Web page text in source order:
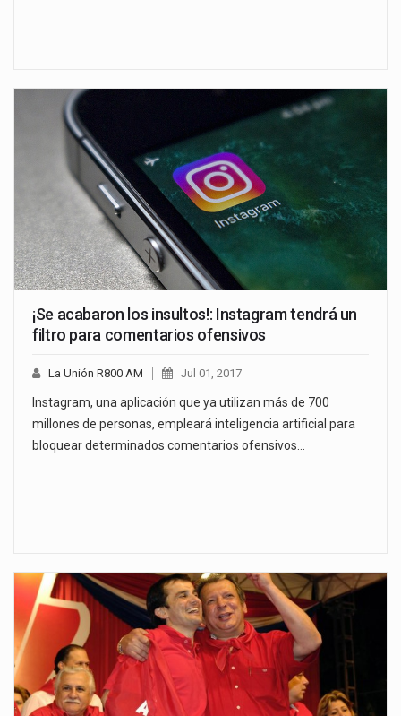
¡Se acabaron los insultos!: Instagram tendrá un
filtro para comentarios ofensivos
La Unión R800 AM Jul 01, 2017
Instagram, una aplicación que ya utilizan más de 700
millones de personas, empleará inteligencia artificial para
bloquear determinados comentarios ofensivos…